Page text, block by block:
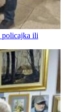
policajka ili